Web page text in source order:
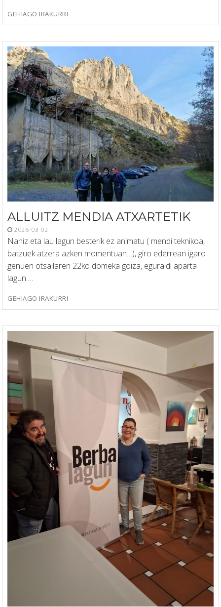
GEHIAGO IRAKURRI
ALLUITZ MENDIA ATXARTETIK
2026-03-02
Nahiz eta lau lagun besterik ez animatu ( mendi teknikoa,
batzuek atzera azken momentuan…), giro ederrean igaro
genuen otsailaren 22ko domeka goiza, eguraldi aparta
lagun.…
GEHIAGO IRAKURRI